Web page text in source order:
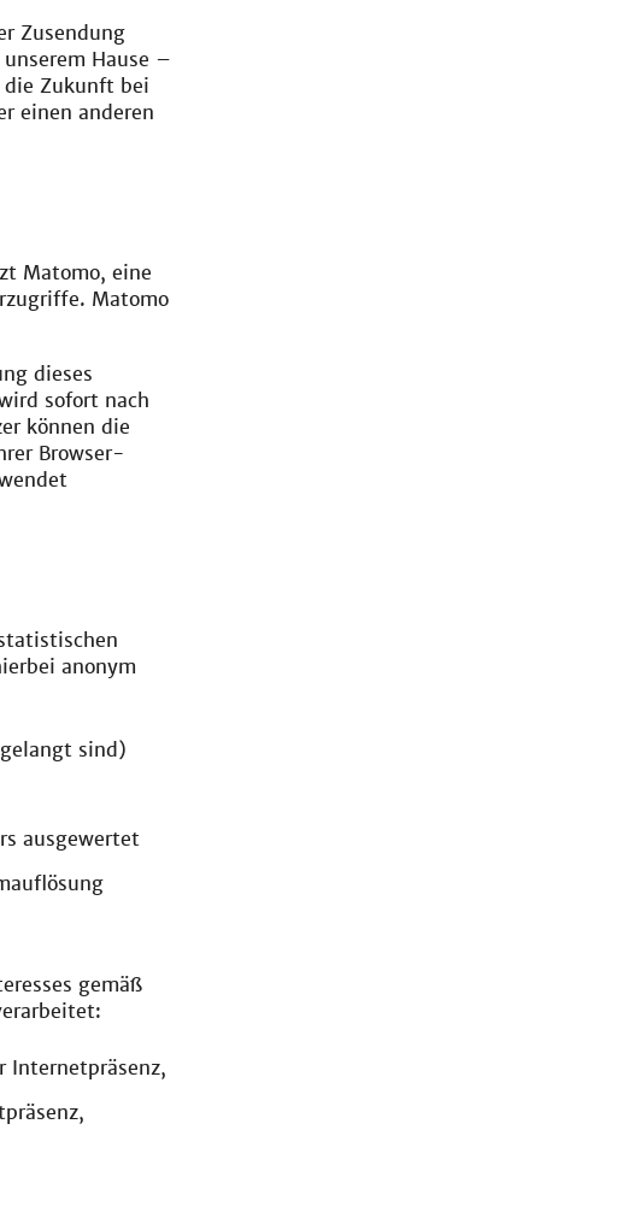
Zusendung
Hause –
die Zukunft bei
einen anderen
Matomo, eine
Matomo
dieses
sofort nach
können die
Browser-
anonym
sind)
ausgewertet
gemäß
Internetpräsenz,